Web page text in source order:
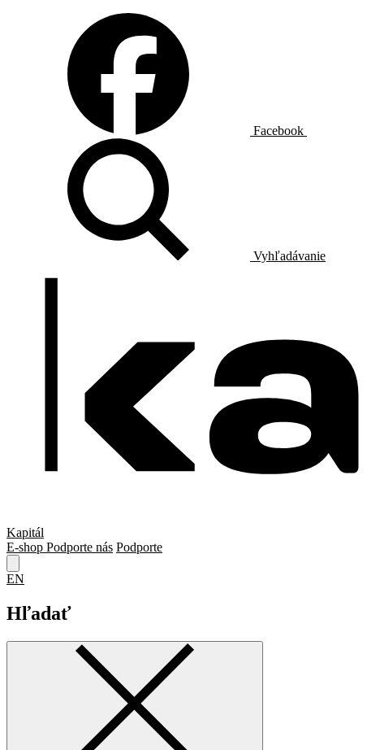
Facebook
Vyhľadávanie
Kapitál
E-shop Podporte nás Podporte
EN
Hľadať